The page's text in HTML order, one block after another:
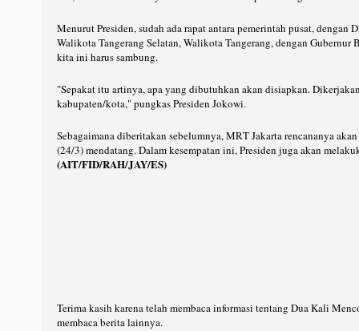
Menurut Presiden, sudah ada rapat antara pemerintah pusat,
Walikota Tangerang Selatan, Walikota Tangerang, dengan Gubernur
kita ini harus sambung.
"Sepakat itu artinya, apa yang dibutuhkan akan disiapkan.
kabupaten/kota," pungkas Presiden Jokowi.
Sebagaimana diberitakan sebelumnya, MRT Jakarta rencananya
(24/3) mendatang. Dalam kesempatan ini, Presiden juga akan
(AIT/FID/RAH/JAY/ES)
Terima kasih karena telah membaca informasi tentang Dua Kali
membaca berita lainnya.